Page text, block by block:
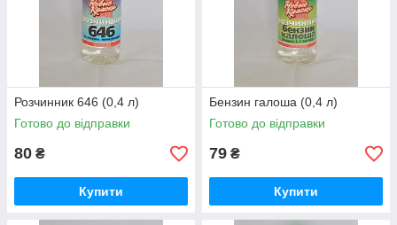
Розчинник 646 (0,4 л)
Готово до відправки
80 ₴
Купити
Бензин галоша (0,4 л)
Готово до відправки
79 ₴
Купити